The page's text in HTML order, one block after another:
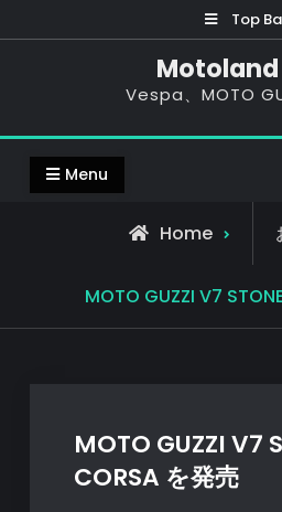
to
Top
Motoland
Vespa、MOTO
Menu
Home
MOTO GUZZI V7
MOTO GUZZI V7
CORSA を発売